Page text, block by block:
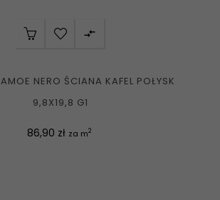

NERO ŚCIANA KAFEL POŁYSK
9,8X19,8 G1
Cena
86,90 zł za m2